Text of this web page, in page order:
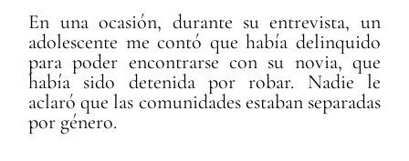
En una ocasión, durante su entrevista, un
adolescente me contó que había delinquido
para poder encontrarse con su novia, que
había sido detenida por robar. Nadie le
aclaró que las comunidades estaban separadas
por género.